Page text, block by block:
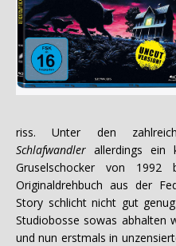
riss. Unter den
Schlafwandler allerdings ein
Gruselschocker von 1992
Originaldrehbuch aus der
Story schlicht nicht gut
Studiobosse sowas abhalten
und nun erstmals in